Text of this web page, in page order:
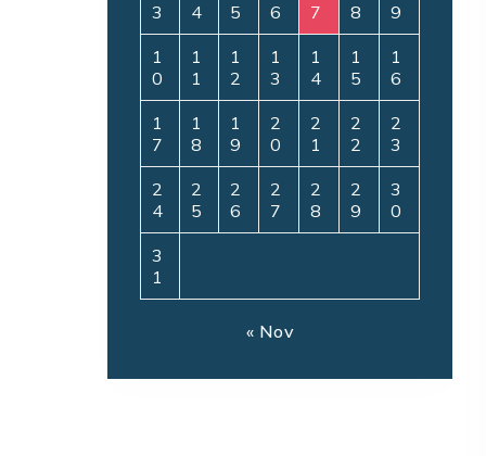
3 4 5 6 7 8 9
1
0
1
1
1
2
1
3
1
4
1
5
1
6
1
7
1
8
1
9
2
0
2
1
2
2
2
3
2
4
2
5
2
6
2
7
2
8
2
9
3
0
3
1
« Nov